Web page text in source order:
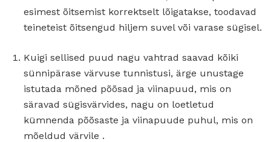
esimest õitsemist korrektselt lõigatakse, toodavad
teineteist õitsengud hiljem suvel või varase sügisel.
Kuigi sellised puud nagu vahtrad saavad kõiki
sünnipärase värvuse tunnistusi, ärge unustage
istutada mõned põõsad ja viinapuud, mis on
säravad sügisvärvides, nagu on loetletud
kümnenda põõsaste ja viinapuude puhul, mis on
mõeldud värvile .